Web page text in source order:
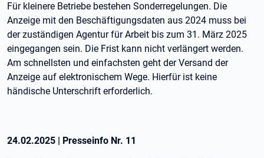
Für kleinere Betriebe bestehen Sonderregelungen. Die
Anzeige mit den Beschäftigungsdaten aus 2024 muss bei
der zuständigen Agentur für Arbeit bis zum 31. März 2025
eingegangen sein. Die Frist kann nicht verlängert werden.
Am schnellsten und einfachsten geht der Versand der
Anzeige auf elektronischem Wege. Hierfür ist keine
händische Unterschrift erforderlich.
24.02.2025 | Presseinfo Nr. 11